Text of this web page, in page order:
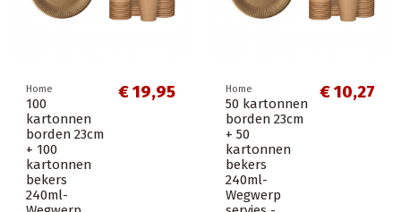
Home
100
kartonnen
borden 23cm
+ 100
kartonnen
bekers
240ml-
€ 19,95 Home
50 kartonnen
borden 23cm
+ 50
kartonnen
bekers
240ml-
Wegwerp
€ 10,27